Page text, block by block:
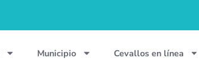
Municipio Cevallos en línea